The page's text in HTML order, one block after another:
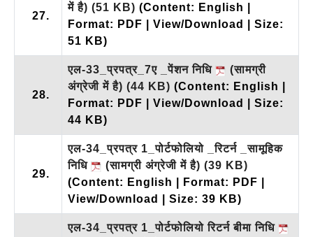
27.
में है) (51 KB) (Content: English |
Format: PDF | View/Download | Size:
51 KB)
28.
एल-33_प्रपत्र_7ए _पेंशन निधि
(सामग्री
अंग्रेजी में है) (44 KB) (Content: English |
Format: PDF | View/Download | Size:
44 KB)
29.
एल-34_प्रपत्र 1_पोर्टफोलियो _रिटर्न _सामूहिक
निधि
(सामग्री अंग्रेजी में है) (39 KB)
(Content: English | Format: PDF |
View/Download | Size: 39 KB)
एल-34_प्रपत्र 1_पोर्टफोलियो रिटर्न बीमा निधि